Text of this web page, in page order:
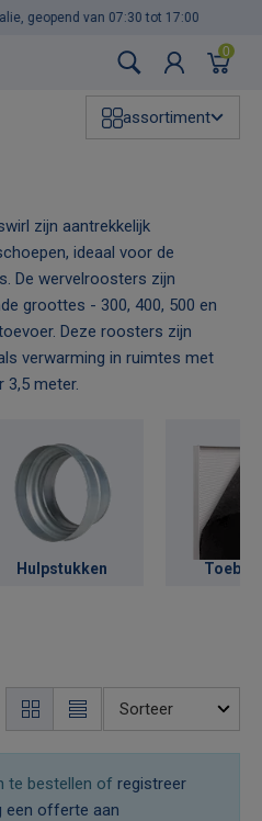
van 07:30 tot 17:00
0
assortiment
zijn aantrekkelijk
ideaal voor de
De wervelroosters zijn
groottes - 300, 400, 500 en
Deze roosters zijn
verwarming in ruimtes met
meter.
Hulpstukken
te bestellen of registreer
een offerte aan